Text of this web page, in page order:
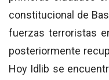
constitucional de
fuerzas terroristas
posteriormente
Hoy Idlib se